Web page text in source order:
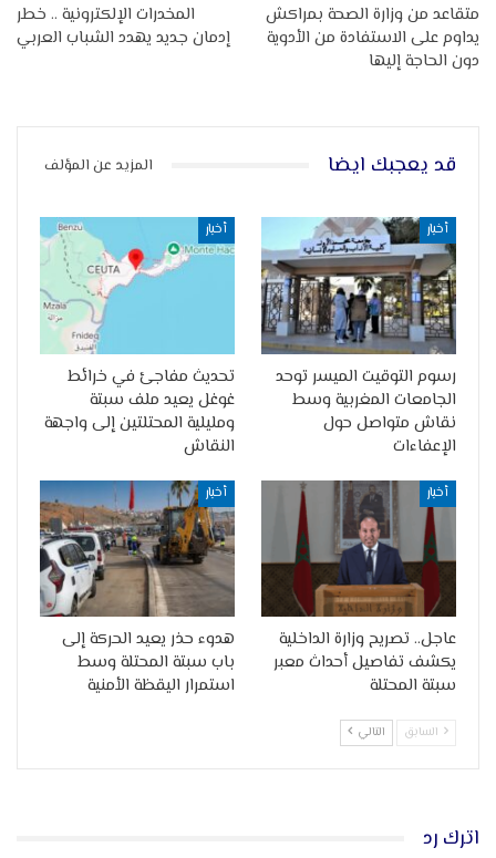
متقاعد من وزارة الصحة بمراكش
يداوم على الاستفادة من الأدوية
دون الحاجة إليها
المخدرات الإلكترونية .. خطر
إدمان جديد يهدد الشباب العربي
قد يعجبك ايضا المزيد عن المؤلف
أخبار
رسوم التوقيت الميسر توحد
الجامعات المغربية وسط
نقاش متواصل حول
الإعفاءات
أخبار
تحديث مفاجئ في خرائط
غوغل يعيد ملف سبتة
ومليلية المحتلتين إلى واجهة
النقاش
أخبار
عاجل.. تصريح وزارة الداخلية
يكشف تفاصيل أحداث معبر
سبتة المحتلة
أخبار
هدوء حذر يعيد الحركة إلى
باب سبتة المحتلة وسط
استمرار اليقظة الأمنية
السابق التالي
اترك رد